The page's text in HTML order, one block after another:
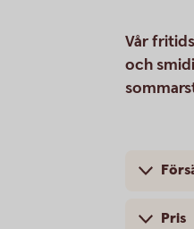
Vår
och
Pris